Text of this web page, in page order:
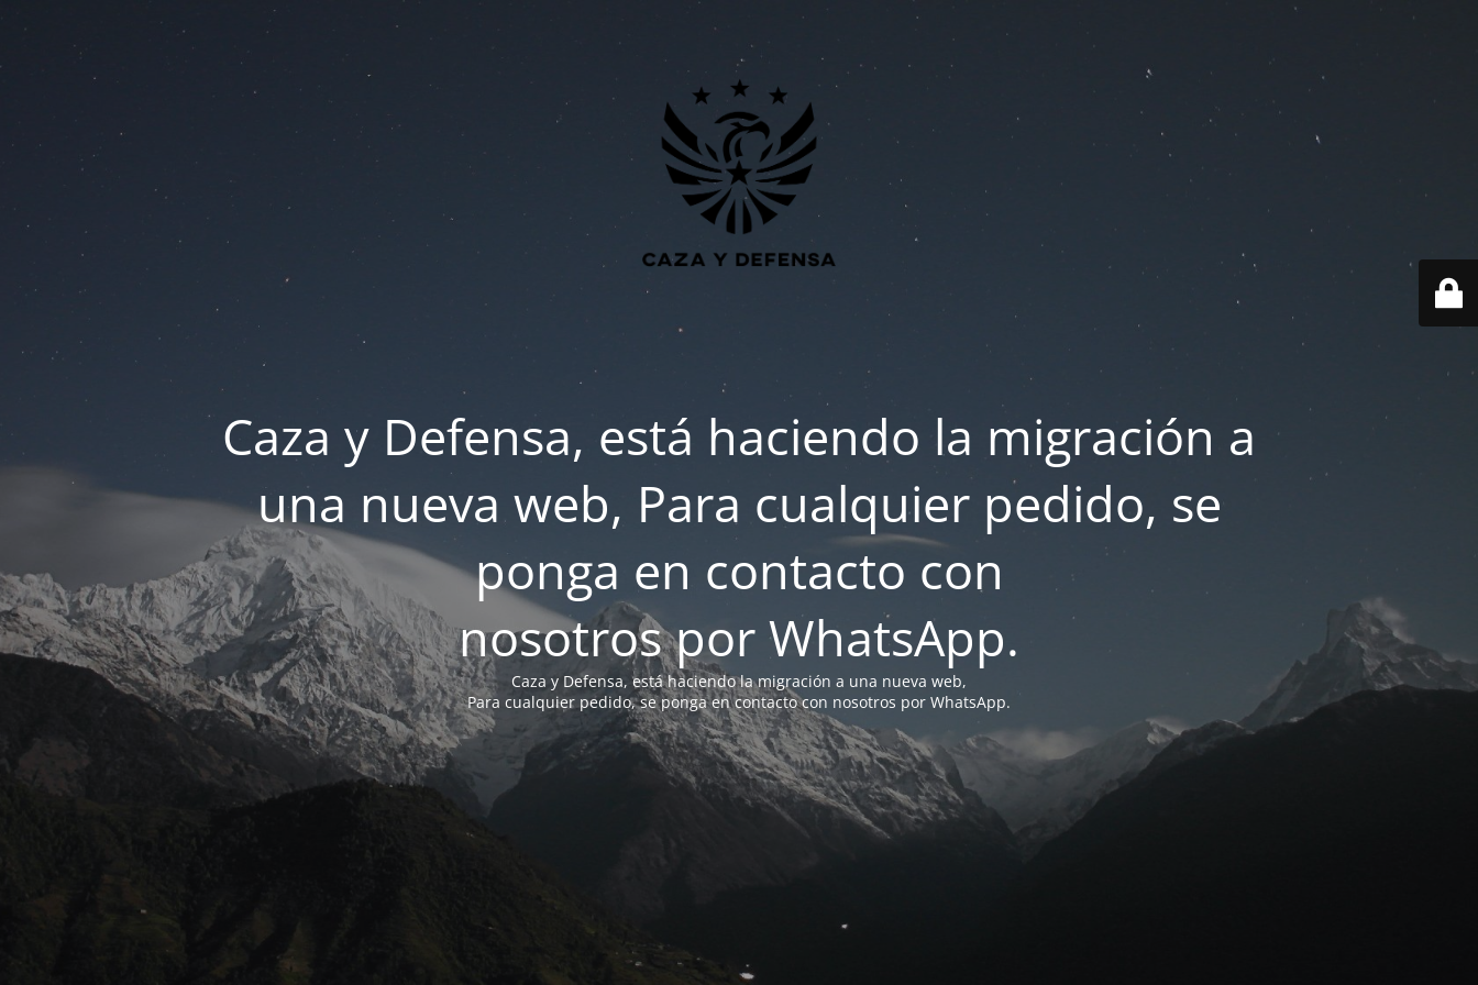
Caza y Defensa, está haciendo la migración a
una nueva web, Para cualquier pedido, se
ponga en contacto con
nosotros por WhatsApp.
Caza y Defensa, está haciendo la migración a una nueva web,
Para cualquier pedido, se ponga en contacto con nosotros por WhatsApp.